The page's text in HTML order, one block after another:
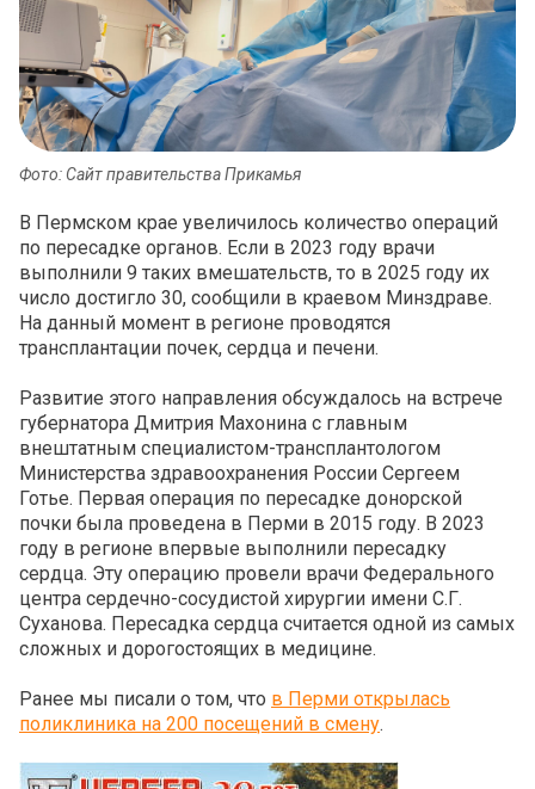
Фото: Сайт правительства Прикамья
В Пермском крае увеличилось количество операций
по пересадке органов. Если в 2023 году врачи
выполнили 9 таких вмешательств, то в 2025 году их
число достигло 30, сообщили в краевом Минздраве.
На данный момент в регионе проводятся
трансплантации почек, сердца и печени.
Развитие этого направления обсуждалось на встрече
губернатора Дмитрия Махонина с главным
внештатным специалистом-трансплантологом
Министерства здравоохранения России Сергеем
Готье. Первая операция по пересадке донорской
почки была проведена в Перми в 2015 году. В 2023
году в регионе впервые выполнили пересадку
сердца. Эту операцию провели врачи Федерального
центра сердечно-сосудистой хирургии имени С.Г.
Суханова. Пересадка сердца считается одной из самых
сложных и дорогостоящих в медицине.
Ранее мы писали о том, что в Перми открылась
поликлиника на 200 посещений в смену.